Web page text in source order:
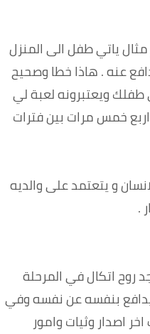
ياتي طفل الى المنزل
عنه . هاذا خطا وصحيح
ويعتبرونه لعبة لي
خمس مرات بين فترات
و يتعتمد على والديه
.
روح اتكال في المرحلة
بنفسه عن نفسه وفي
اصدار وثيات وامور